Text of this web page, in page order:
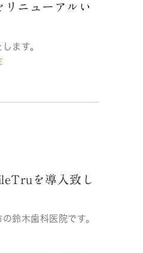
リニューアルい
ます。
を導入致し
鈴木歯科医院です。